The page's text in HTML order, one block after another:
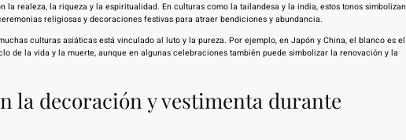
la realeza, la riqueza y la espiritualidad. En culturas como la tailandesa y la india, estos tonos simbolizan
religiosas y decoraciones festivas para atraer bendiciones y abundancia.
culturas asiáticas está vinculado al luto y la pureza. Por ejemplo, en Japón y China, el blanco es el
de la vida y la muerte, aunque en algunas celebraciones también puede simbolizar la renovación y la
la decoración y vestimenta durante